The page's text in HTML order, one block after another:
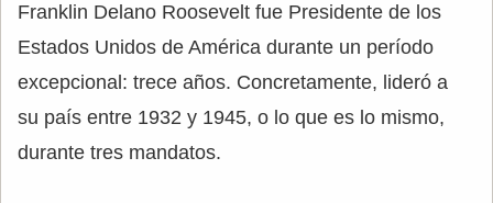
Franklin Delano Roosevelt fue Presidente de los
Estados Unidos de América durante un período
excepcional: trece años. Concretamente, lideró a
su país entre 1932 y 1945, o lo que es lo mismo,
durante tres mandatos.